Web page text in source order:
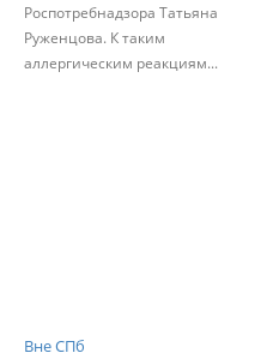
Роспотребнадзора Татьяна
Руженцова. К таким
аллергическим реакциям...
Вне СПб